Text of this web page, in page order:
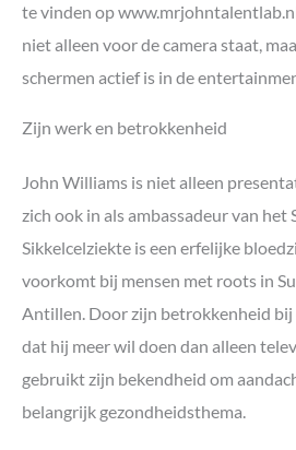
te vinden op
niet alleen voor de camera staat,
schermen actief is in de
Zijn werk en betrokkenheid
John Williams is niet alleen
zich ook in als ambassadeur van het
Sikkelcelziekte is een erfelijke
voorkomt bij mensen met roots in
Antillen. Door zijn betrokkenheid
dat hij meer wil doen dan alleen
gebruikt zijn bekendheid om
belangrijk gezondheidsthema.